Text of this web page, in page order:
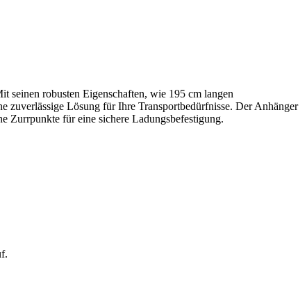
seinen robusten Eigenschaften, wie 195 cm langen
zuverlässige Lösung für Ihre Transportbedürfnisse. Der Anhänger
Zurrpunkte für eine sichere Ladungsbefestigung.